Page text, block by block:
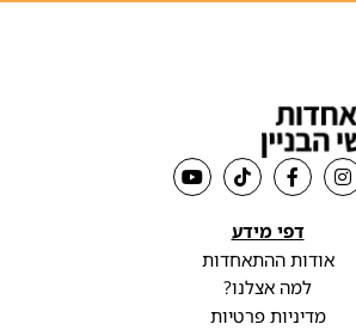
דפי מידע
אודות ההתאחדות
למה אצלנו?
מדיניות פרטיות